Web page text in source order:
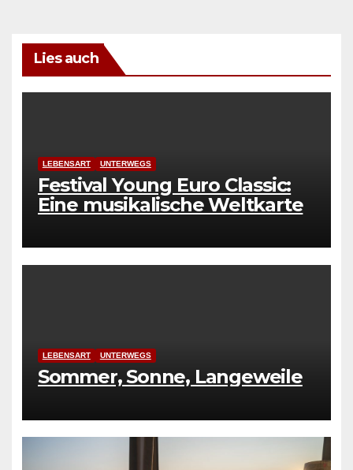
Lies auch
LEBENSART UNTERWEGS
Festival Young Euro Classic:
Eine musikalische Weltkarte
LEBENSART UNTERWEGS
Sommer, Sonne, Langeweile